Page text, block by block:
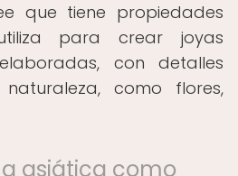
que tiene propiedades
para crear joyas
con detalles
como flores,
asiática como